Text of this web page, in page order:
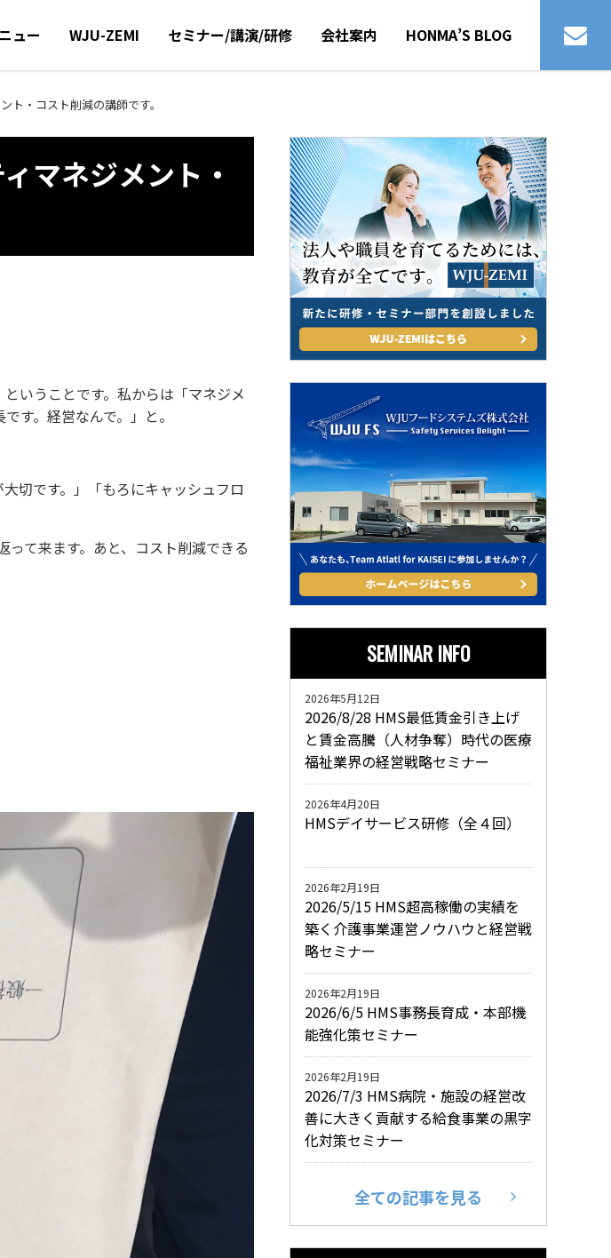
ュー WJU-ZEMI セミナー/講演/研修 会社案内 HONMA’S BLOG
ト・コスト削減の講師です。
マネジメント・
いうことです。私からは「マネジメ
す。経営なんで。」と。
切です。」「もろにキャッシュフロ
って来ます。あと、コスト削減できる
SEMINAR INFO
2026/8/28 HMS最低賃金引き上げ
と賃金高騰（人材争奪）時代の医療
福祉業界の経営戦略セミナー
2026年5月12日
HMSデイサービス研修（全４回）
2026年4月20日
2026/5/15 HMS超高稼働の実績を
築く介護事業運営ノウハウと経営戦
略セミナー
2026年2月19日
2026/6/5 HMS事務長育成・本部機
能強化策セミナー
2026年2月19日
2026/7/3 HMS病院・施設の経営改
善に大きく貢献する給食事業の黒字
化対策セミナー
2026年2月19日
全ての記事を見る